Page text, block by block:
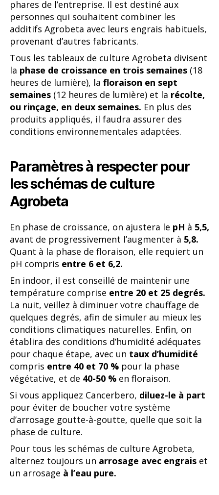
phares de l’entreprise. Il est destiné aux
personnes qui souhaitent combiner les
additifs Agrobeta avec leurs engrais habituels,
provenant d’autres fabricants.
Tous les tableaux de culture Agrobeta divisent
la phase de croissance en trois semaines (18
heures de lumière), la floraison en sept
semaines (12 heures de lumière) et la récolte,
ou rinçage, en deux semaines. En plus des
produits appliqués, il faudra assurer des
conditions environnementales adaptées.
Paramètres à respecter pour
les schémas de culture
Agrobeta
En phase de croissance, on ajustera le pH à 5,5,
avant de progressivement l’augmenter à 5,8.
Quant à la phase de floraison, elle requiert un
pH compris entre 6 et 6,2.
En indoor, il est conseillé de maintenir une
température comprise entre 20 et 25 degrés.
La nuit, veillez à diminuer votre chauffage de
quelques degrés, afin de simuler au mieux les
conditions climatiques naturelles. Enfin, on
établira des conditions d’humidité adéquates
pour chaque étape, avec un taux d’humidité
compris entre 40 et 70 % pour la phase
végétative, et de 40-50 % en floraison.
Si vous appliquez Cancerbero, diluez-le à part
pour éviter de boucher votre système
d’arrosage goutte-à-goutte, quelle que soit la
phase de culture.
Pour tous les schémas de culture Agrobeta,
alternez toujours un arrosage avec engrais et
un arrosage à l’eau pure.